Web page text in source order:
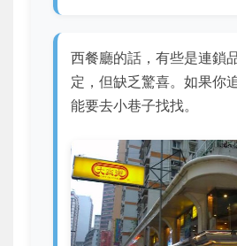
西餐廳的話，有些是連鎖
定，但缺乏驚喜。如果你
能要去小巷子找找。